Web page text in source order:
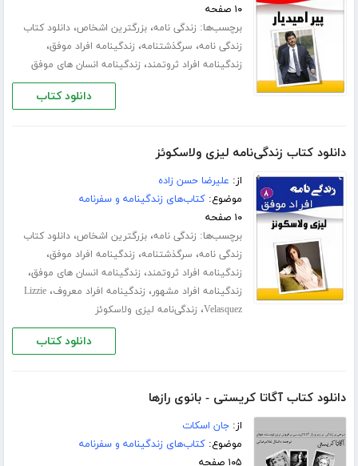
۱۰ صفحه
برچسب‌ها: زندگی نامه،بزرگترین اشخاص،دانلود کتاب
زندگی نامه، سرگذشتنامه، زندگینامه افراد موفق،
زندگینامه افراد ثروتمند، زندگینامه انسان های موفق
دانلود کتاب
دانلود کتاب زندگی‌نامه لیزی ولاسکوئز
از: علیرضا حسن زاده
موضوع:کتاب‌های زندگینامه و سفرنامه
۱۰ صفحه
برچسب‌ها: زندگی نامه،بزرگترین اشخاص،دانلود کتاب
زندگی نامه، سرگذشتنامه، زندگینامه افراد موفق،
زندگینامه افراد ثروتمند، زندگینامه انسان های موفق،
زندگینامه افراد مشهور، زندگینامه افراد معروف،Lizzie
Velasquez، زندگی‌نامه لیزی ولاسکوئز
دانلود کتاب
دانلود کتاب آگاتا کریستی - بانوی رازها
از:جان اسکات
موضوع:کتاب‌های زندگینامه و سفرنامه
۱۰۵ صفحه